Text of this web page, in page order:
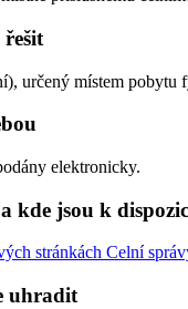
určený místem pobytu
elektronicky.
kde jsou k
stránkách Celní
uhradit